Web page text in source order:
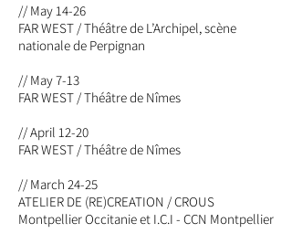
// May 14-26
FAR WEST / Théâtre de L’Archipel, scène
nationale de Perpignan
// May 7-13
FAR WEST / Théâtre de Nîmes
// April 12-20
FAR WEST / Théâtre de Nîmes
// March 24-25
ATELIER DE (RE)CREATION /CROUS
Montpellier Occitanie et I.C.I - CCN Montpellier